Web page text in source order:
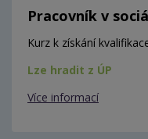
Pracovník v
Kurz k získání
Lze hradit z ÚP
Více informací